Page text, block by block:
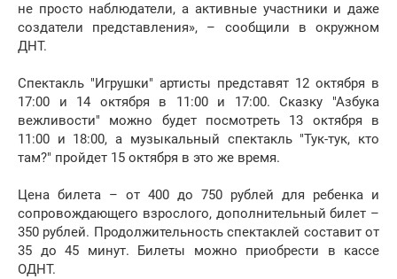
не просто наблюдатели, а активные участники и даже
создатели представления», – сообщили в окружном
ДНТ.
Спектакль "Игрушки" артисты представят 12 октября в
17:00 и 14 октября в 11:00 и 17:00. Сказку "Азбука
вежливости" можно будет посмотреть 13 октября в
11:00 и 18:00, а музыкальный спектакль "Тук-тук, кто
там?" пройдет 15 октября в это же время.
Цена билета – от 400 до 750 рублей для ребенка и
сопровождающего взрослого, дополнительный билет –
350 рублей. Продолжительность спектаклей составит от
35 до 45 минут. Билеты можно приобрести в кассе
ОДНТ.